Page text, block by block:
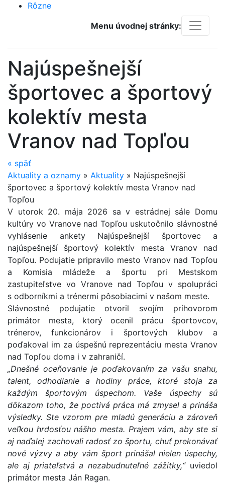
Rôzne
Menu úvodnej stránky:
Najúspešnejší
športovec a športový
kolektív mesta
Vranov nad Topľou
« späť
Aktuality a oznamy » Aktuality » Najúspešnejší
športovec a športový kolektív mesta Vranov nad
Topľou
V utorok 20. mája 2026 sa v estrádnej sále Domu
kultúry vo Vranove nad Topľou uskutočnilo slávnostné
vyhlásenie ankety Najúspešnejší športovec a
najúspešnejší športový kolektív mesta Vranov nad
Topľou. Podujatie pripravilo mesto Vranov nad Topľou
a Komisia mládeže a športu pri Mestskom
zastupiteľstve vo Vranove nad Topľou v spolupráci
s odborníkmi a trénermi pôsobiacimi v našom meste.
Slávnostné podujatie otvoril svojím príhovorom
primátor mesta, ktorý ocenil prácu športovcov,
trénerov, funkcionárov i športových klubov a
poďakoval im za úspešnú reprezentáciu mesta Vranov
nad Topľou doma i v zahraničí.
„Dnešné oceňovanie je poďakovaním za vašu snahu,
talent, odhodlanie a hodiny práce, ktoré stoja za
každým športovým úspechom. Vaše úspechy sú
dôkazom toho, že poctivá práca má zmysel a prináša
výsledky. Ste vzorom pre mladú generáciu a zároveň
veľkou hrdosťou nášho mesta. Prajem vám, aby ste si
aj naďalej zachovali radosť zo športu, chuť prekonávať
nové výzvy a aby vám šport prinášal nielen úspechy,
ale aj priateľstvá a nezabudnuteľné zážitky,“uviedol
primátor mesta Ján Ragan.